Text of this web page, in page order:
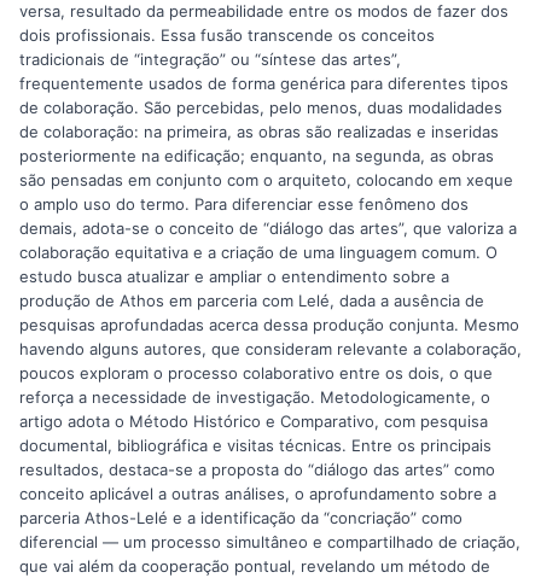
versa, resultado da permeabilidade entre os modos de fazer dos
dois profissionais. Essa fusão transcende os conceitos
tradicionais de “integração” ou “síntese das artes”,
frequentemente usados de forma genérica para diferentes tipos
de colaboração. São percebidas, pelo menos, duas modalidades
de colaboração: na primeira, as obras são realizadas e inseridas
posteriormente na edificação; enquanto, na segunda, as obras
são pensadas em conjunto com o arquiteto, colocando em xeque
o amplo uso do termo. Para diferenciar esse fenômeno dos
demais, adota-se o conceito de “diálogo das artes”, que valoriza a
colaboração equitativa e a criação de uma linguagem comum. O
estudo busca atualizar e ampliar o entendimento sobre a
produção de Athos em parceria com Lelé, dada a ausência de
pesquisas aprofundadas acerca dessa produção conjunta. Mesmo
havendo alguns autores, que consideram relevante a colaboração,
poucos exploram o processo colaborativo entre os dois, o que
reforça a necessidade de investigação. Metodologicamente, o
artigo adota o Método Histórico e Comparativo, com pesquisa
documental, bibliográfica e visitas técnicas. Entre os principais
resultados, destaca-se a proposta do “diálogo das artes” como
conceito aplicável a outras análises, o aprofundamento sobre a
parceria Athos-Lelé e a identificação da “concriação” como
diferencial — um processo simultâneo e compartilhado de criação,
que vai além da cooperação pontual, revelando um método de